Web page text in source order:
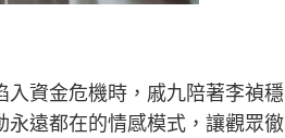
資金危機時，戚九陪著李禎穩
遠都在的情感模式，讓觀眾徹